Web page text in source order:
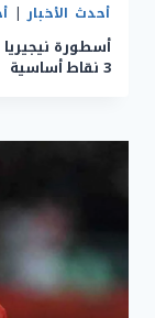
أحدث الأخبار|
أسطورة
3 نقاط أساسية